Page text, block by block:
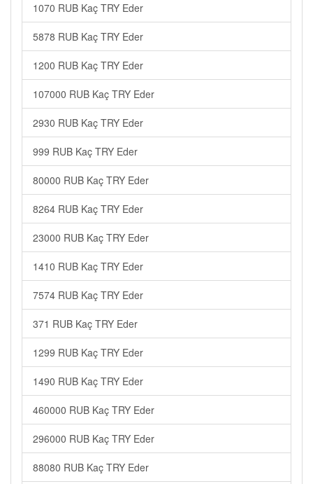
1070 RUB Kaç TRY Eder
5878 RUB Kaç TRY Eder
1200 RUB Kaç TRY Eder
107000 RUB Kaç TRY Eder
2930 RUB Kaç TRY Eder
999 RUB Kaç TRY Eder
80000 RUB Kaç TRY Eder
8264 RUB Kaç TRY Eder
23000 RUB Kaç TRY Eder
1410 RUB Kaç TRY Eder
7574 RUB Kaç TRY Eder
371 RUB Kaç TRY Eder
1299 RUB Kaç TRY Eder
1490 RUB Kaç TRY Eder
460000 RUB Kaç TRY Eder
296000 RUB Kaç TRY Eder
88080 RUB Kaç TRY Eder